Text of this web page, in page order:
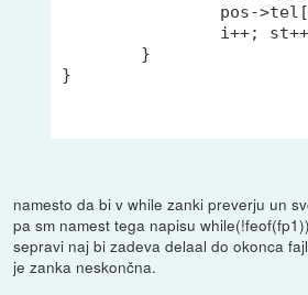
pos-
}
namesto da bi v while zanki preverju un
pa sm namest tega napisu while(!feof(fp1))
sepravi naj bi zadeva delaal do okonca
je zanka neskončna.